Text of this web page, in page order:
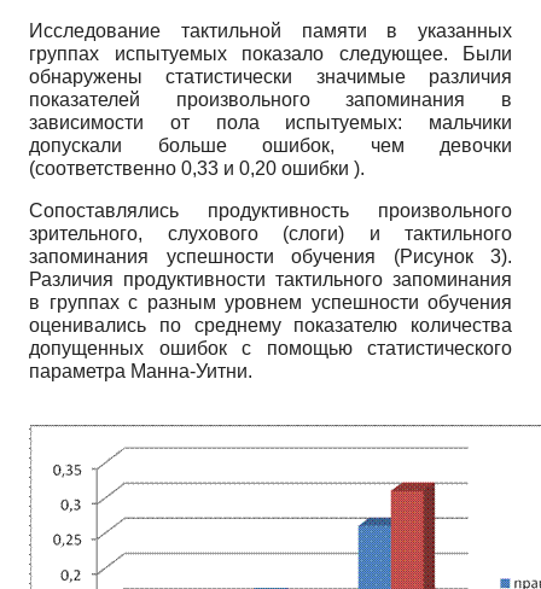
Исследование тактильной памяти в указанных
группах испытуемых показало следующее. Были
обнаружены статистически значимые различия
показателей произвольного запоминания в
зависимости от пола испытуемых: мальчики
допускали больше ошибок, чем девочки
(соответственно 0,33 и 0,20 ошибки ).
Сопоставлялись продуктивность произвольного
зрительного, слухового (слоги) и тактильного
запоминания успешности обучения (Рисунок 3).
Различия продуктивности тактильного запоминания
в группах с разным уровнем успешности обучения
оценивались по среднему показателю количества
допущенных ошибок с помощью статистического
параметра Манна-Уитни.